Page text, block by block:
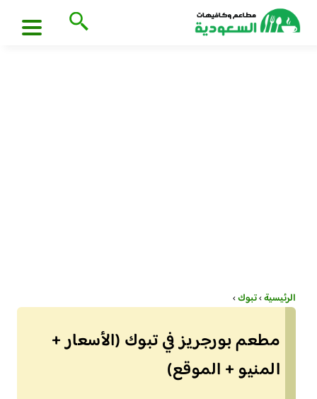
الرئيسية›تبوك›
مطعم بورجريز في تبوك (الأسعار +
المنيو + الموقع)